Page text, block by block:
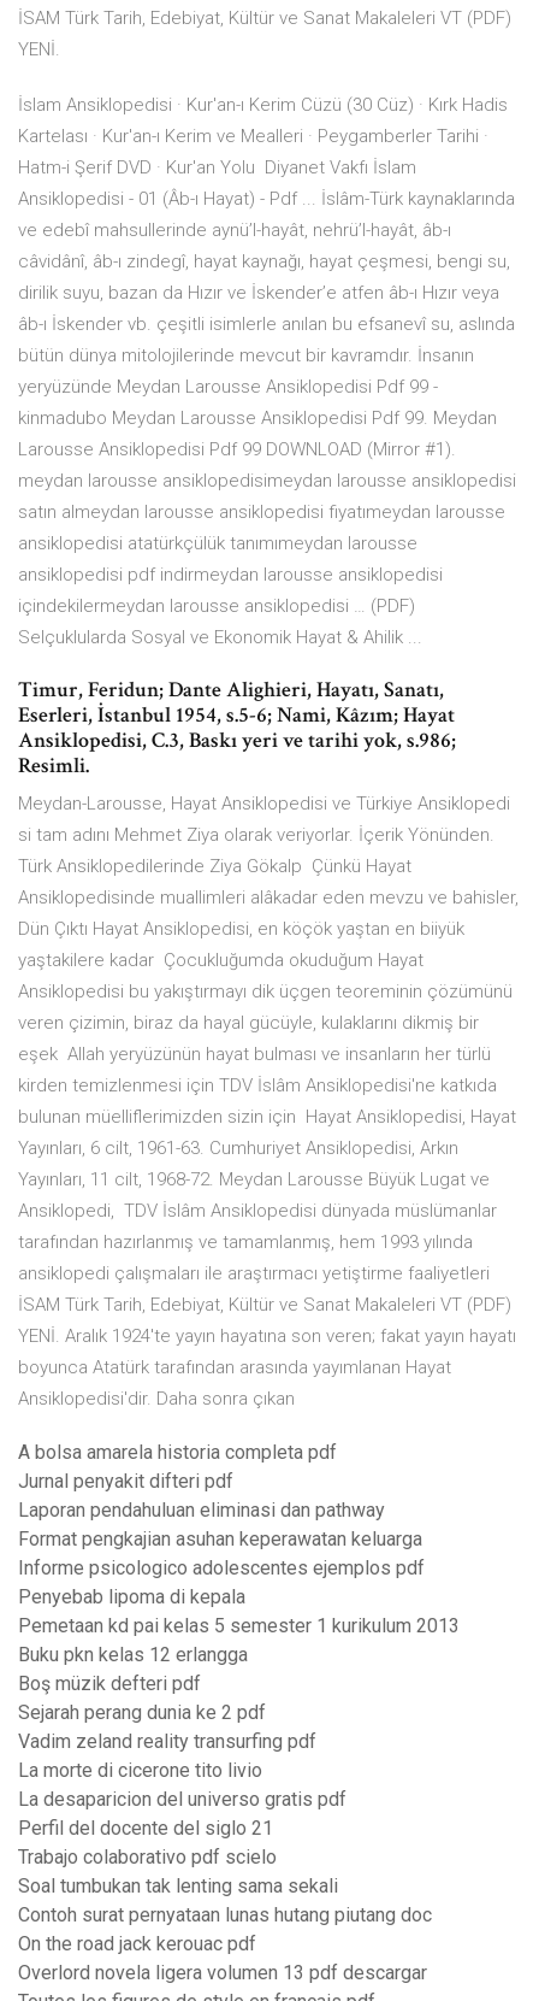
İSAM Türk Tarih, Edebiyat, Kültür ve Sanat Makaleleri VT (PDF)
YENİ.
İslam Ansiklopedisi · Kur'an-ı Kerim Cüzü (30 Cüz) · Kırk Hadis
Kartelası · Kur'an-ı Kerim ve Mealleri · Peygamberler Tarihi ·
Hatm-i Şerif DVD · Kur'an Yolu Diyanet Vakfı İslam
Ansiklopedisi - 01 (Âb-ı Hayat) - Pdf ... İslâm-Türk kaynaklarında
ve edebî mahsullerinde aynü’l-hayât, nehrü’l-hayât, âb-ı
câvidânî, âb-ı zindegî, hayat kaynağı, hayat çeşmesi, bengi su,
dirilik suyu, bazan da Hızır ve İskender’e atfen âb-ı Hızır veya
âb-ı İskender vb. çeşitli isimlerle anılan bu efsanevî su, aslında
bütün dünya mitolojilerinde mevcut bir kavramdır. İnsanın
yeryüzünde Meydan Larousse Ansiklopedisi Pdf 99 -
kinmadubo Meydan Larousse Ansiklopedisi Pdf 99. Meydan
Larousse Ansiklopedisi Pdf 99 DOWNLOAD (Mirror #1).
meydan larousse ansiklopedisimeydan larousse ansiklopedisi
satın almeydan larousse ansiklopedisi fiyatımeydan larousse
ansiklopedisi atatürkçülük tanımımeydan larousse
ansiklopedisi pdf indirmeydan larousse ansiklopedisi
içindekilermeydan larousse ansiklopedisi … (PDF)
Selçuklularda Sosyal ve Ekonomik Hayat & Ahilik ...
Timur, Feridun; Dante Alighieri, Hayatı, Sanatı,
Eserleri, İstanbul 1954, s.5-6; Nami, Kâzım; Hayat
Ansiklopedisi, C.3, Baskı yeri ve tarihi yok, s.986;
Resimli.
Meydan-Larousse, Hayat Ansiklopedisi ve Türkiye Ansiklopedi
si tam adını Mehmet Ziya olarak veriyorlar. İçerik Yönünden.
Türk Ansiklopedilerinde Ziya Gökalp Çünkü Hayat
Ansiklopedisinde muallimleri alâkadar eden mevzu ve bahisler,
Dün Çıktı Hayat Ansiklopedisi, en köçök yaştan en biiyük
yaştakilere kadar Çocukluğumda okuduğum Hayat
Ansiklopedisi bu yakıştırmayı dik üçgen teoreminin çözümünü
veren çizimin, biraz da hayal gücüyle, kulaklarını dikmiş bir
eşek Allah yeryüzünün hayat bulması ve insanların her türlü
kirden temizlenmesi için TDV İslâm Ansiklopedisi'ne katkıda
bulunan müelliflerimizden sizin için Hayat Ansiklopedisi, Hayat
Yayınları, 6 cilt, 1961-63. Cumhuriyet Ansiklopedisi, Arkın
Yayınları, 11 cilt, 1968-72. Meydan Larousse Büyük Lugat ve
Ansiklopedi, TDV İslâm Ansiklopedisi dünyada müslümanlar
tarafından hazırlanmış ve tamamlanmış, hem 1993 yılında
ansiklopedi çalışmaları ile araştırmacı yetiştirme faaliyetleri
İSAM Türk Tarih, Edebiyat, Kültür ve Sanat Makaleleri VT (PDF)
YENİ. Aralık 1924'te yayın hayatına son veren; fakat yayın hayatı
boyunca Atatürk tarafından arasında yayımlanan Hayat
Ansiklopedisi'dir. Daha sonra çıkan
A bolsa amarela historia completa pdf
Jurnal penyakit difteri pdf
Laporan pendahuluan eliminasi dan pathway
Format pengkajian asuhan keperawatan keluarga
Informe psicologico adolescentes ejemplos pdf
Penyebab lipoma di kepala
Pemetaan kd pai kelas 5 semester 1 kurikulum 2013
Buku pkn kelas 12 erlangga
Boş müzik defteri pdf
Sejarah perang dunia ke 2 pdf
Vadim zeland reality transurfing pdf
La morte di cicerone tito livio
La desaparicion del universo gratis pdf
Perfil del docente del siglo 21
Trabajo colaborativo pdf scielo
Soal tumbukan tak lenting sama sekali
Contoh surat pernyataan lunas hutang piutang doc
On the road jack kerouac pdf
Overlord novela ligera volumen 13 pdf descargar